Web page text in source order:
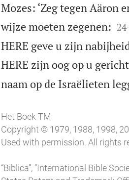
Mozes: ‘Zeg tegen Aäron
wijze moeten zegenen:
24
HERE geve u zijn
HERE zijn oog op u
naam op de Israëlieten
Het Boek TM
Copyright © 1979, 1988, 1998,
Used with permission. All rights
“Biblica”, “International Bible